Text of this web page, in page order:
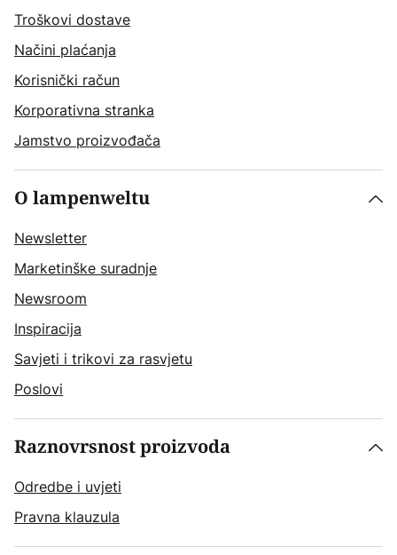
Troškovi dostave
Načini plaćanja
Korisnički račun
Korporativna stranka
Jamstvo proizvođača
O lampenweltu
Newsletter
Marketinške suradnje
Newsroom
Inspiracija
Savjeti i trikovi za rasvjetu
Poslovi
Raznovrsnost proizvoda
Odredbe i uvjeti
Pravna klauzula